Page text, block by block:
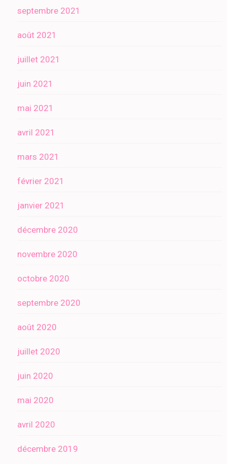
septembre 2021
août 2021
juillet 2021
juin 2021
mai 2021
avril 2021
mars 2021
février 2021
janvier 2021
décembre 2020
novembre 2020
octobre 2020
septembre 2020
août 2020
juillet 2020
juin 2020
mai 2020
avril 2020
décembre 2019